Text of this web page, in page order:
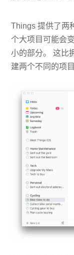
Things 提供了两
个大项目可能会
小的部分。 这比
建两个不同的项